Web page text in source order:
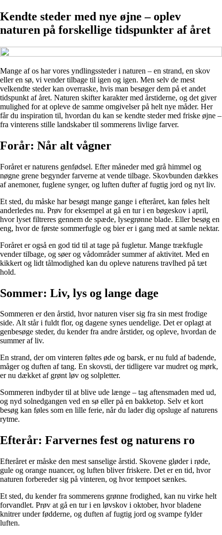
Kendte steder med nye øjne – oplev
naturen på forskellige tidspunkter af året
Mange af os har vores yndlingssteder i naturen – en strand, en skov
eller en sø, vi vender tilbage til igen og igen. Men selv de mest
velkendte steder kan overraske, hvis man besøger dem på et andet
tidspunkt af året. Naturen skifter karakter med årstiderne, og det giver
mulighed for at opleve de samme omgivelser på helt nye måder. Her
får du inspiration til, hvordan du kan se kendte steder med friske øjne –
fra vinterens stille landskaber til sommerens livlige farver.
Forår: Når alt vågner
Foråret er naturens genfødsel. Efter måneder med grå himmel og
nøgne grene begynder farverne at vende tilbage. Skovbunden dækkes
af anemoner, fuglene synger, og luften dufter af fugtig jord og nyt liv.
Et sted, du måske har besøgt mange gange i efteråret, kan føles helt
anderledes nu. Prøv for eksempel at gå en tur i en bøgeskov i april,
hvor lyset filtreres gennem de spæde, lysegrønne blade. Eller besøg en
eng, hvor de første sommerfugle og bier er i gang med at samle nektar.
Foråret er også en god tid til at tage på fugletur. Mange trækfugle
vender tilbage, og søer og vådområder summer af aktivitet. Med en
kikkert og lidt tålmodighed kan du opleve naturens travlhed på tæt
hold.
Sommer: Liv, lys og lange dage
Sommeren er den årstid, hvor naturen viser sig fra sin mest frodige
side. Alt står i fuldt flor, og dagene synes uendelige. Det er oplagt at
genbesøge steder, du kender fra andre årstider, og opleve, hvordan de
summer af liv.
En strand, der om vinteren føltes øde og barsk, er nu fuld af badende,
måger og duften af tang. En skovsti, der tidligere var mudret og mørk,
er nu dækket af grønt løv og solpletter.
Sommeren indbyder til at blive ude længe – tag aftensmaden med ud,
og nyd solnedgangen ved en sø eller på en bakketop. Selv et kort
besøg kan føles som en lille ferie, når du lader dig opsluge af naturens
rytme.
Efterår: Farvernes fest og naturens ro
Efteråret er måske den mest sanselige årstid. Skovene gløder i røde,
gule og orange nuancer, og luften bliver friskere. Det er en tid, hvor
naturen forbereder sig på vinteren, og hvor tempoet sænkes.
Et sted, du kender fra sommerens grønne frodighed, kan nu virke helt
forvandlet. Prøv at gå en tur i en løvskov i oktober, hvor bladene
knitrer under fødderne, og duften af fugtig jord og svampe fylder
luften.